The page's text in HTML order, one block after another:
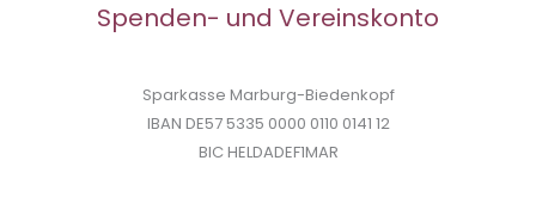
Spenden- und Vereinskonto
Sparkasse Marburg-Biedenkopf
IBAN DE57 5335 0000 0110 0141 12
BIC HELDADEF1MAR